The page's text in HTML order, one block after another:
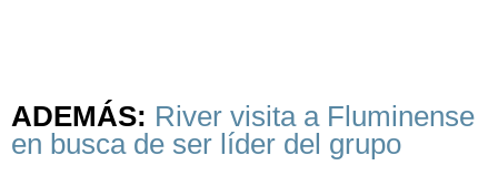
ADEMÁS: River visita a Fluminense
en busca de ser líder del grupo